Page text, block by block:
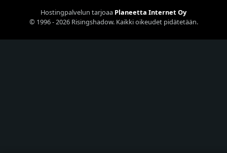
Hostingpalvelun tarjoaa Planeetta Internet Oy
© 1996 - 2026 Risingshadow. Kaikki oikeudet pidätetään.